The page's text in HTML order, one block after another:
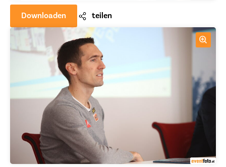
Downloaden teilen